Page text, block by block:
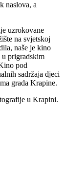
naslova, a
uzrokovane
na svjetskoj
naše je kino
prigradskim
pod
sadržaja djeci
grada Krapine.
u Krapini.